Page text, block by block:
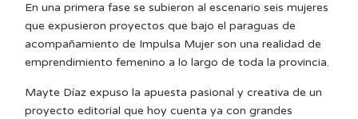
En una primera fase se subieron al escenario seis mujeres
que expusieron proyectos que bajo el paraguas de
acompañamiento de Impulsa Mujer son una realidad de
emprendimiento femenino a lo largo de toda la provincia.
Mayte Díaz expuso la apuesta pasional y creativa de un
proyecto editorial que hoy cuenta ya con grandes